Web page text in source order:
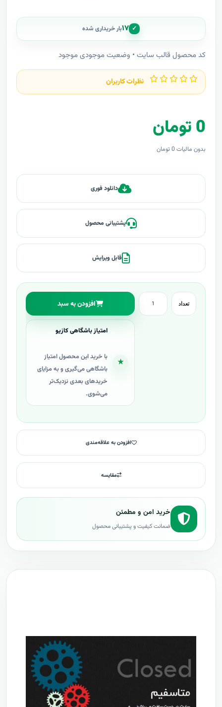
✓ ۱۷بار خریداری شده
کد محصول قالب سايت • وضعیت موجودی موجود
نظرات کاربران
0 تومان
بدون مالیات 0 تومان
دانلود فوری
پشتیبانی محصول
قابل ویرایش
تعداد افزودن به سبد
★
امتیاز باشگاهی کازیو
با خرید این محصول امتیاز
باشگاهی می‌گیری و به مزایای
خریدهای بعدی نزدیک‌تر
می‌شوی.
افزودن به علاقه‌مندی
مقایسه
خرید امن و مطمئن
ضمانت کیفیت و پشتیبانی محصول